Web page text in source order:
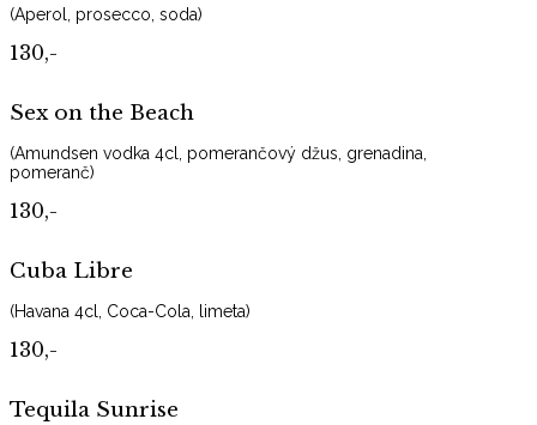
(Aperol, prosecco, soda)
130,-
Sex on the Beach
(Amundsen vodka 4cl, pomerančový džus, grenadina,
pomeranč)
130,-
Cuba Libre
(Havana 4cl, Coca-Cola, limeta)
130,-
Tequila Sunrise